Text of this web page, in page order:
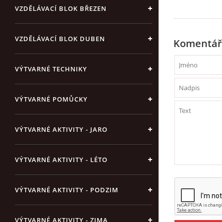
VZDĚLÁVACÍ BLOK BŘEZEN
VZDĚLÁVACÍ BLOK DUBEN
VÝTVARNÉ TECHNIKY
VÝTVARNÉ POMŮCKY
VÝTVARNÉ AKTIVITY - JARO
VÝTVARNÉ AKTIVITY - LÉTO
VÝTVARNÉ AKTIVITY - PODZIM
VÝTVARNÉ AKTIVITY - ZIMA